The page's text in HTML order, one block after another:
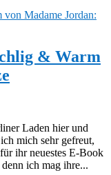
& Warm
Laden hier und
mich sehr gefreut,
ihr neuestes E-Book
ich mag ihre...